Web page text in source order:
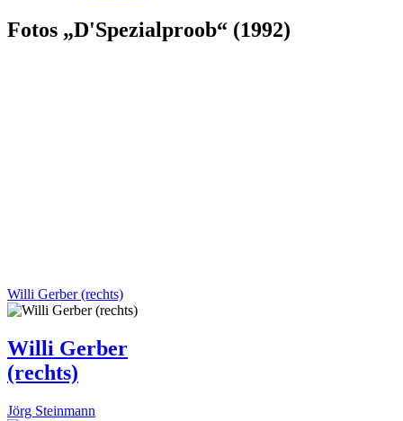
Fotos „D'Spezialproob“ (1992)
Willi Gerber (rechts)
Willi Gerber
(rechts)
Jörg Steinmann